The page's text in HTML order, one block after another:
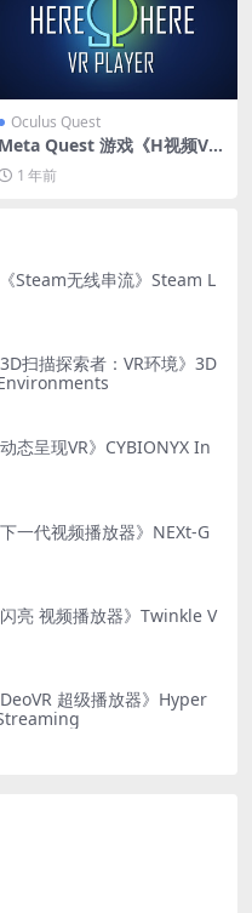
Oculus Quest
Meta Quest 游戏《H视频VR
播放器》HereSphere VR Vid
Player
1 年前
Steam无线串流》Steam L
扫描探索者：VR环境》3D
态呈现VR》CYBIONYX In
一代视频播放器》NEXt-G
亮 视频播放器》Twinkle V
超级播放器》Hyper